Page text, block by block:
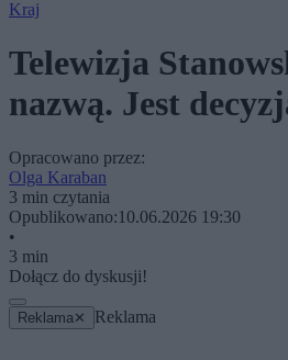
Kraj
Telewizja
nazwą. Jest
Opracowano przez:
Olga Karaban
3 min czytania
Opublikowano:10.06.2026 19:30
•
3 min
Dołącz do dyskusji!
Reklama ✕ Reklama